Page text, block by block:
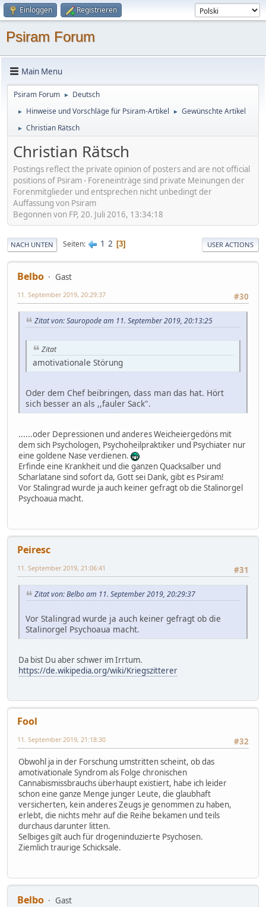
Einloggen Registrieren
Psiram Forum
Main Menu
Psiram Forum ► Deutsch
► Hinweise und Vorschläge für Psiram-Artikel ► Gewünschte Artikel
► Christian Rätsch
Christian Rätsch
Postings reflect the private opinion of posters and are not official
positions of Psiram - Foreneinträge sind private Meinungen der
Forenmitglieder und entsprechen nicht unbedingt der
Auffassung von Psiram
Begonnen von FP, 20. Juli 2016, 13:34:18
NACH UNTEN Seiten 1 2 3 USER ACTIONS
Belbo
Gast
#30
11. September 2019, 20:29:37
Zitat von: Sauropode am 11. September 2019, 20:13:25
Zitat
amotivationale Störung
Oder dem Chef beibringen, dass man das hat. Hört
sich besser an als ,,fauler Sack".
......oder Depressionen und anderes Weicheiergedöns mit
dem sich Psychologen, Psychoheilpraktiker und Psychiater nur
eine goldene Nase verdienen.
Erfinde eine Krankheit und die ganzen Quacksalber und
Scharlatane sind sofort da, Gott sei Dank, gibt es Psiram!
Vor Stalingrad wurde ja auch keiner gefragt ob die Stalinorgel
Psychoaua macht.
Peiresc
#31
11. September 2019, 21:06:41
Zitat von: Belbo am 11. September 2019, 20:29:37
Vor Stalingrad wurde ja auch keiner gefragt ob die
Stalinorgel Psychoaua macht.
Da bist Du aber schwer im Irrtum.
https://de.wikipedia.org/wiki/Kriegszitterer
Fool
#32
11. September 2019, 21:18:30
Obwohl ja in der Forschung umstritten scheint, ob das
amotivationale Syndrom als Folge chronischen
Cannabismissbrauchs überhaupt existiert, habe ich leider
schon eine ganze Menge junger Leute, die glaubhaft
versicherten, kein anderes Zeugs je genommen zu haben,
erlebt, die nichts mehr auf die Reihe bekamen und teils
durchaus darunter litten.
Selbiges gilt auch für drogeninduzierte Psychosen.
Ziemlich traurige Schicksale.
Belbo
Gast